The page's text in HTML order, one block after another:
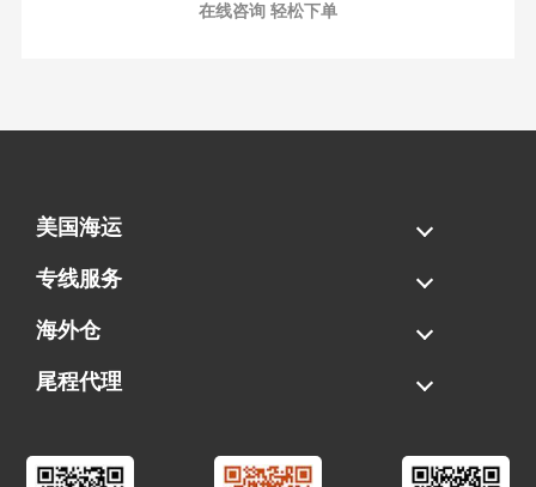
在线咨询 轻松下单
美国海运
海运拼柜
海运整柜
美国海卡
加拿大海运
专线服务
FBA专线直送
超大件专线
AWD专线
电池专线
海外仓
一件代发
FBA中转
贴标换标
拆柜/存储
尾程代理